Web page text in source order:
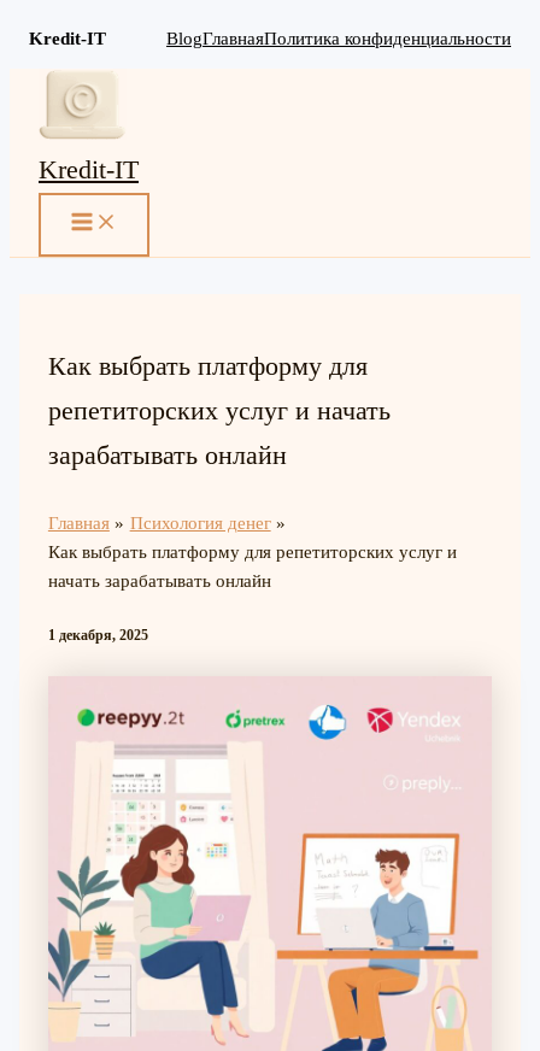
Kredit-IT BlogГлавнаяПолитика конфиденциальности
Перейти
содержимому
Kredit-IT
MAIN
Как выбрать платформу для
репетиторских услуг и начать
зарабатывать онлайн
Главная
Психология денег
Как выбрать платформу для репетиторских услуг и
начать зарабатывать онлайн
1 декабря, 2025